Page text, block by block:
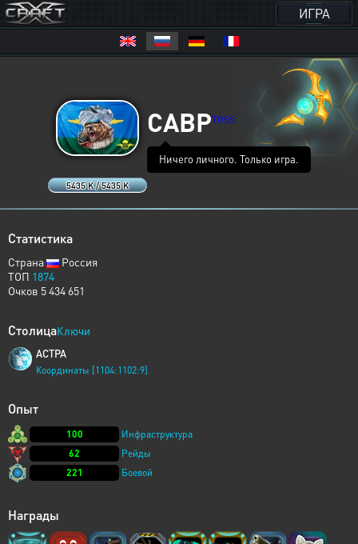
ИГРА
5435 K / 5435 K
CABPTOSS
Ничего личного. Только игра.
Статистика
Страна
Россия
ТОП 1874
Очков 5 434 651
СтолицаКлючи
ACTPA
Координаты [1104:1102:9]
Опыт
100
Инфраструктура
62
Рейды
221
Боевой
Награды